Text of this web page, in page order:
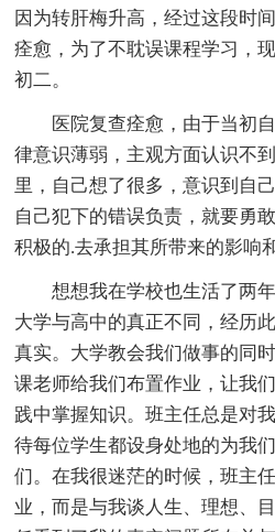
因为转肝梅升高，经过这段时
痊愈，为了不耽误课程学习，
初二。
医院复查痊愈，由于当初自
律意识薄弱，主观方面认识不
里，自己想了很多，意识到自
自己犯下的错误负责，就要勇
积极的.去承担其所带来的影响
想想我在学校也生活了两年
大学与高中的真正不同，经历
真实。大学教会我们做事的同
课老师给我们布置作业，让我
践中掌握知识。班主任总是对
待每位学生都设身处地的为我
们。在我很迷茫的时候，班主
业，而是与我谈人生、理想、